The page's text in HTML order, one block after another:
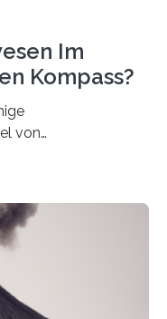
Im
Kompass?
von
es einem
mit
zeigt, dass
haben
in der